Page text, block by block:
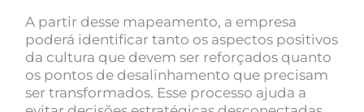
A partir desse mapeamento, a empresa
poderá identificar tanto os aspectos positivos
da cultura que devem ser reforçados quanto
os pontos de desalinhamento que precisam
ser transformados. Esse processo ajuda a